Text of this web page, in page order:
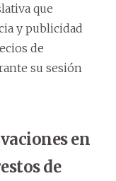
que
y publicidad
de
su sesión
en
de